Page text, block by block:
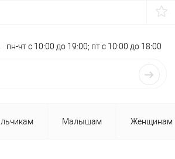
пн-чт с 10:00 до 19:00; пт с 10:00 до 18:00
Малышам Женщинам